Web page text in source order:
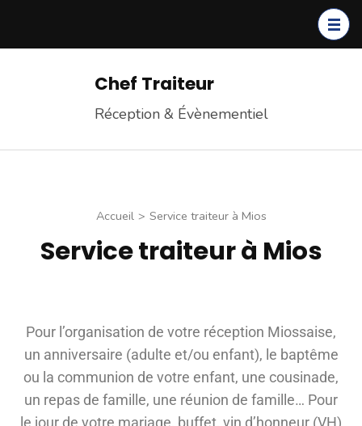
Chef Traiteur
Réception & Évènementiel
Accueil > Service traiteur à Mios
Service traiteur à Mios
Pour l’organisation de votre réception Miossaise,
un anniversaire (adulte et/ou enfant), le baptême
ou la communion de votre enfant, une cousinade,
un repas de famille, une réunion de famille… Pour